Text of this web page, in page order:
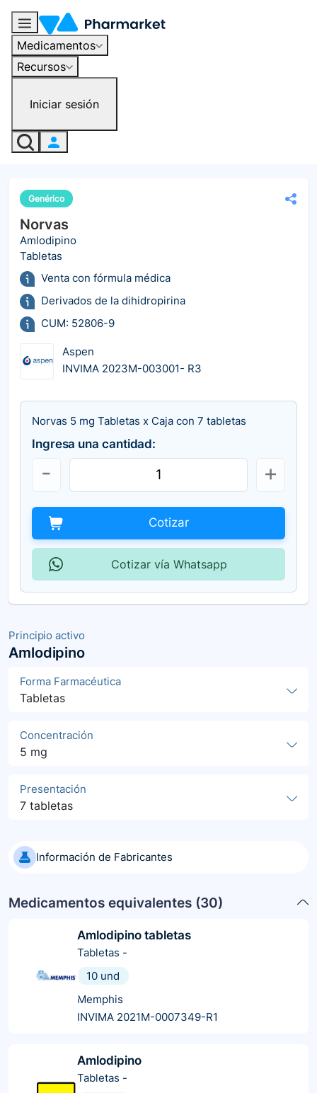
Medicamentos
Recursos
Iniciar sesión
Principio activo
Amlodipino
Forma Farmacéutica
Tabletas
Concentración
5 mg
Presentación
7 tabletas
Información de Fabricantes
Medicamentos equivalentes (30)
Amlodipino tabletas
Tabletas -
10 und
Memphis
INVIMA 2021M-0007349-R1
Amlodipino
Tabletas -
Genérico
Norvas
Amlodipino
Tabletas
Venta con fórmula médica
Derivados de la dihidropirina
CUM: 52806-9
Aspen
INVIMA 2023M-003001- R3
Norvas 5 mg Tabletas x Caja con 7 tabletas
Ingresa una cantidad:
Cotizar
Cotizar vía Whatsapp